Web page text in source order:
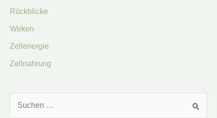
Rückblicke
Wirken
Zellenergie
Zellnahrung